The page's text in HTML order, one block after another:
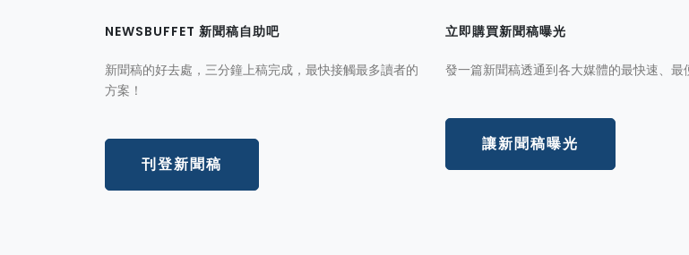
NEWSBUFFET 新聞稿自助吧
新聞稿的好去處，三分鐘上稿完成，最快接觸最多讀者的
方案！
刊登新聞稿
立即購買新聞稿曝光
發一篇新聞稿透通到各大媒體的最快速、最
讓新聞稿曝光